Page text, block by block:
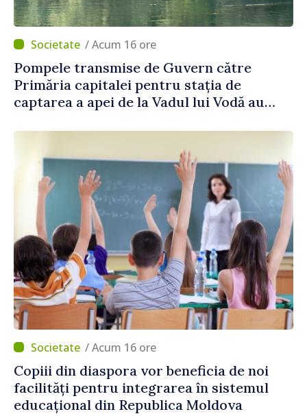
/ Acum 16 ore
Pompele transmise de Guvern către
Primăria capitalei pentru stația de
captarea a apei de la Vadul lui Vodă au
/ Acum 16 ore
Copiii din diaspora vor beneficia de noi
facilități pentru integrarea în sistemul
educațional din Republica Moldova